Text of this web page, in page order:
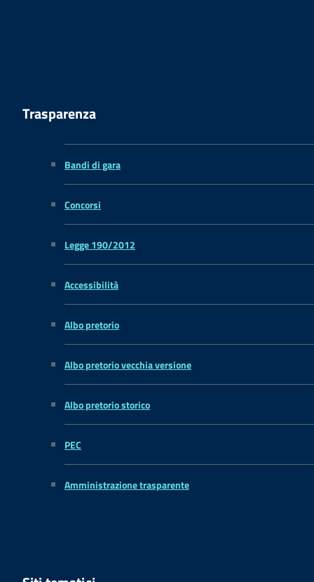
Trasparenza
Bandi di gara
Concorsi
Legge 190/2012
Accessibilità
Albo pretorio
Albo pretorio vecchia versione
Albo pretorio storico
PEC
Amministrazione trasparente